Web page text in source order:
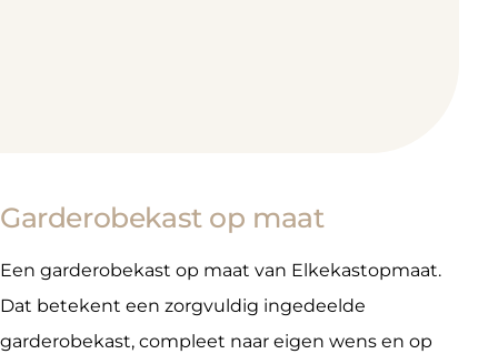
Garderobekast op maat
Een garderobekast op maat van Elkekastopmaat.
Dat betekent een zorgvuldig ingedeelde
garderobekast, compleet naar eigen wens en op